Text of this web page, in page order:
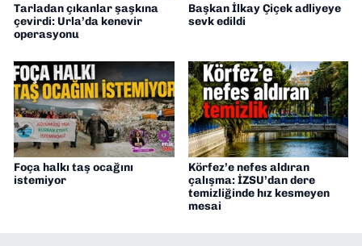
Tarladan çıkanlar şaşkına
çevirdi: Urla’da kenevir
operasyonu
Başkan İlkay Çiçek adliyeye
sevk edildi
Foça halkı taş ocağını
istemiyor
Körfez’e nefes aldıran
çalışma: İZSU’dan dere
temizliğinde hız kesmeyen
mesai